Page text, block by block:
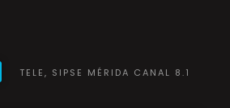
TELE, SIPSE MÉRIDA CANAL 8.1